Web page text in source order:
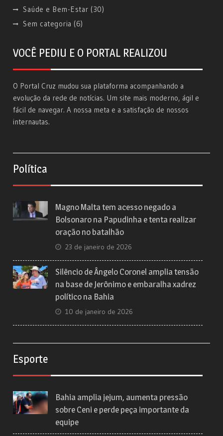
Saúde e Bem-Estar (30)
Sem categoria (6)
VOCÊ PEDIU E O PORTAL REALIZOU
O Portal Cruz mudou sua plataforma acompanhando a
evolução da rede de notícias. Um site mais moderno, ágil e
fácil de navegar. A nossa meta e a satisfação de nossos
internautas.
Política
Magno Malta tem acesso negado a
Bolsonaro na Papudinha e tenta realizar
oração no batalhão
23 de janeiro de 2026
Silêncio de Ângelo Coronel amplia tensão
na base de Jerônimo e embaralha xadrez
político na Bahia
10 de janeiro de 2026
Esporte
Bahia amplia jejum, aumenta pressão
sobre Ceni e perde peça importante da
equipe